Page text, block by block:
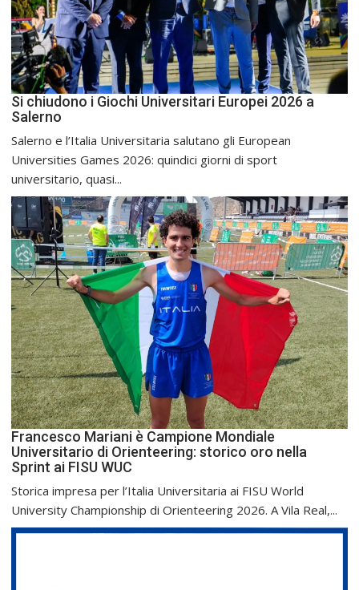
Si chiudono i Giochi Universitari Europei 2026 a
Salerno
Salerno e l’Italia Universitaria salutano gli European
Universities Games 2026: quindici giorni di sport
universitario, quasi...
Francesco Mariani è Campione Mondiale
Universitario di Orienteering: storico oro nella
Sprint ai FISU WUC
Storica impresa per l’Italia Universitaria ai FISU World
University Championship di Orienteering 2026. A Vila Real,...